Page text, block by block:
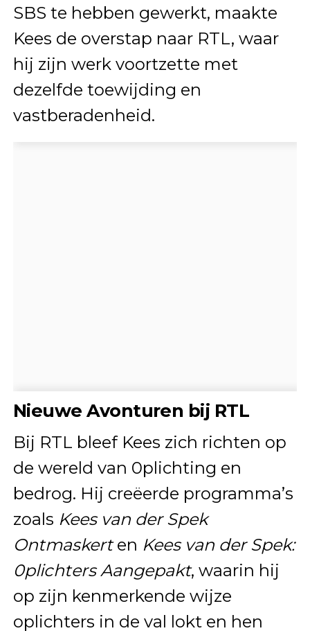
SBS te hebben gewerkt, maakte
Kees de overstap naar RTL, waar
hij zijn werk voortzette met
dezelfde toewijding en
vastberadenheid.
Nieuwe Avonturen bij RTL
Bij RTL bleef Kees zich richten op
de wereld van 0plichting en
bedrog. Hij creëerde programma’s
zoals Kees van der Spek
Ontmaskerten Kees van der Spek:
0plichters Aangepakt, waarin hij
op zijn kenmerkende wijze
oplichters in de val lokt en hen